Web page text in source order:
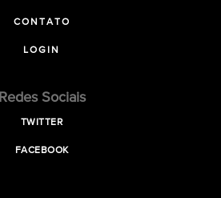
CONTATO
LOGIN
Redes Sociais
TWITTER
FACEBOOK